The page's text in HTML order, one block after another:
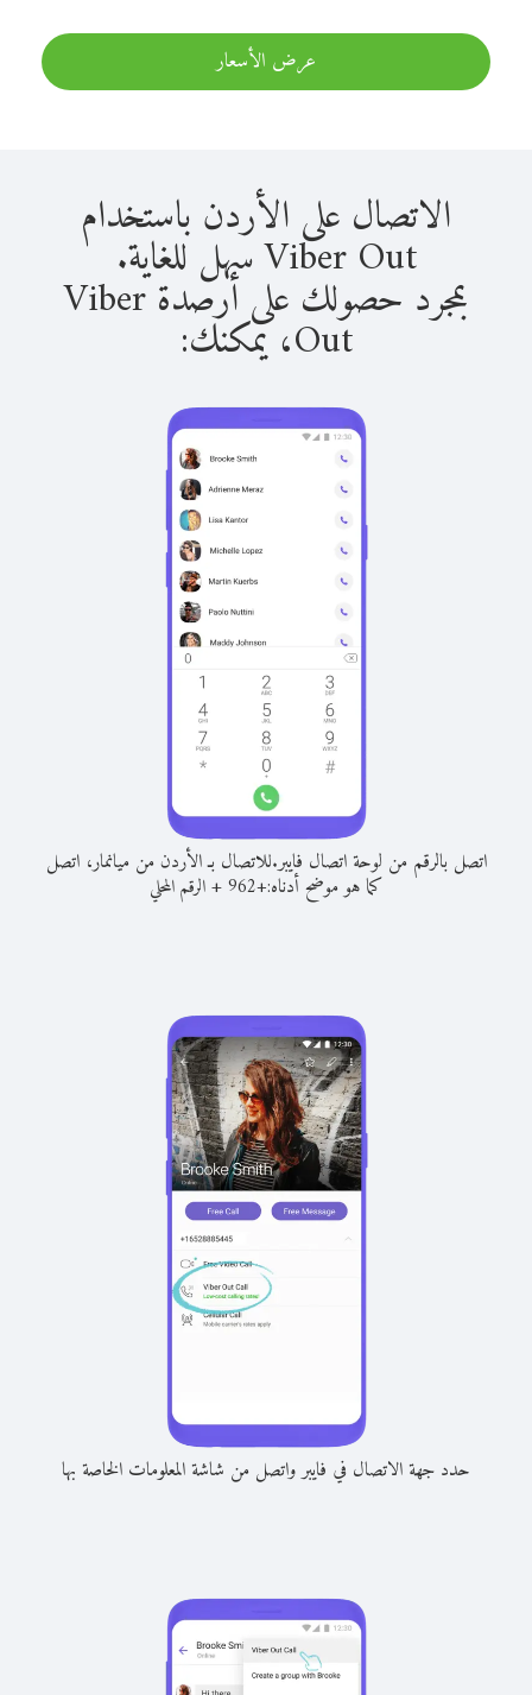
عرض الأسعار
الاتصال على الأردن باستخدام
Viber Out سهل للغاية.
بمجرد حصولك على أرصدة Viber
Out، يمكنك:
اتصل بالرقم من لوحة اتصال فايبر.للاتصال بـ الأردن من ميانمار، اتصل
كما هو موضح أدناه:+
962
+الرقم المحلي
حدد جهة الاتصال في فايبر واتصل من شاشة المعلومات الخاصة بها